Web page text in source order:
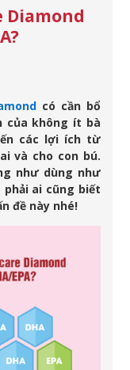
Diamond
có cần bổ
của không ít bà
các lợi ích từ
và cho con bú.
như dùng như
ai cũng biết
đề này nhé!